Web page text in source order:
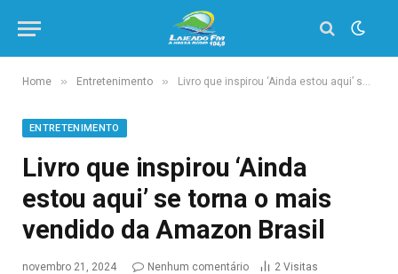
Home » Entretenimento » Livro que inspirou ‘Ainda estou aqui’ se torna o mais vendido da Amazon Brasil
ENTRETENIMENTO
Livro que inspirou ‘Ainda
estou aqui’ se torna o mais
vendido da Amazon Brasil
novembro 21, 2024 Nenhum comentário 2 Visitas